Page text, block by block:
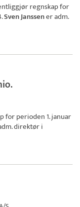
regnskap for
Sven Janssener adm.
for perioden 1. januar
direktør i